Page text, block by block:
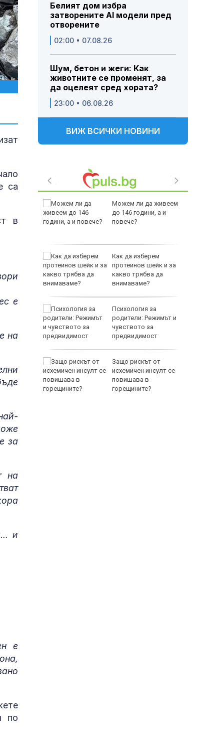
са
в
е
на
за
на
и
е
по
Белият дом избра
затворените AI модели пред
отворените
02:00 • 07.08.26
Шум, бетон и жеги: Как
животните се променят, за
да оцелеят сред хората?
23:00 • 06.08.26
ВИЖ ВСИЧКИ НОВИНИ
Можем ли да живеем
до 146 години, а и
повече?
Как да изберем
протеинов шейк и за
какво трябва да
внимаваме?
Психология за
родители: Режимът и
чувството за
предвидимост
Защо рискът от
исхемичен инсулт се
повишава в
горещините?